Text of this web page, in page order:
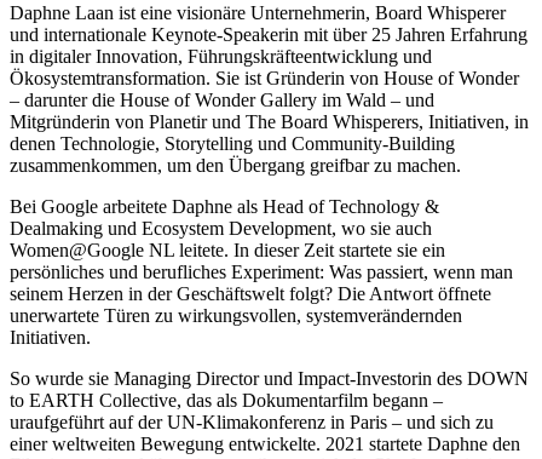
Daphne Laan ist eine visionäre Unternehmerin, Board Whisperer
und internationale Keynote-Speakerin mit über 25 Jahren Erfahrung
in digitaler Innovation, Führungskräfteentwicklung und
Ökosystemtransformation. Sie ist Gründerin von House of Wonder
– darunter die House of Wonder Gallery im Wald – und
Mitgründerin von Planetir und The Board Whisperers, Initiativen, in
denen Technologie, Storytelling und Community-Building
zusammenkommen, um den Übergang greifbar zu machen.
Bei Google arbeitete Daphne als Head of Technology &
Dealmaking und Ecosystem Development, wo sie auch
Women@Google NL leitete. In dieser Zeit startete sie ein
persönliches und berufliches Experiment: Was passiert, wenn man
seinem Herzen in der Geschäftswelt folgt? Die Antwort öffnete
unerwartete Türen zu wirkungsvollen, systemverändernden
Initiativen.
So wurde sie Managing Director und Impact-Investorin des DOWN
to EARTH Collective, das als Dokumentarfilm begann –
uraufgeführt auf der UN-Klimakonferenz in Paris – und sich zu
einer weltweiten Bewegung entwickelte. 2021 startete Daphne den